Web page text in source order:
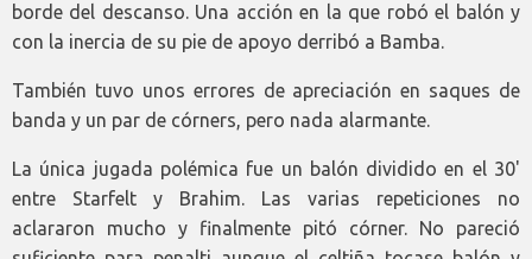
borde del descanso. Una acción en la que robó el balón y
con la inercia de su pie de apoyo derribó a Bamba.
También tuvo unos errores de apreciación en saques de
banda y un par de córners, pero nada alarmante.
La única jugada polémica fue un balón dividido en el 30'
entre Starfelt y Brahim. Las varias repeticiones no
aclararon mucho y finalmente pitó córner. No pareció